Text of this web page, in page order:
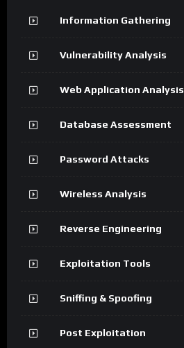
Information Gathering
Vulnerability Analysis
Web Application Analysis
Database Assessment
Password Attacks
Wireless Analysis
Reverse Engineering
Exploitation Tools
Sniffing & Spoofing
Post Exploitation